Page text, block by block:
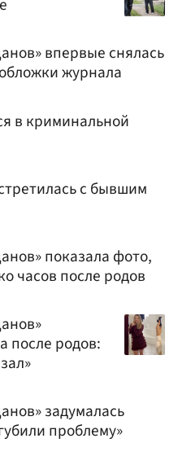
впервые снялась
журнала
в криминальной
с бывшим
показала фото,
часов после родов
после родов:
задумалась
проблему»